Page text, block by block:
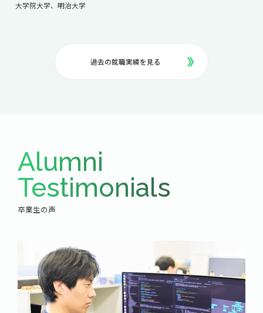
大学院大学、明治大学
過去の就職実績を見る
Alumni
Testimonials
卒業生の声